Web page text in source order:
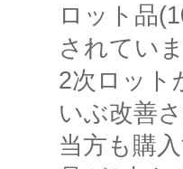
ロット品
されていま
2次ロット
いぶ改善
当方も購